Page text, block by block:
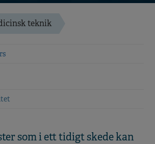
teknik
som i ett tidigt skede kan